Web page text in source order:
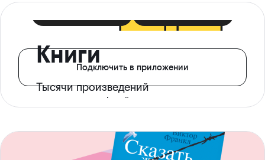
Книги
Тысячи произведений
с доступом офлайн
Подключить в приложении